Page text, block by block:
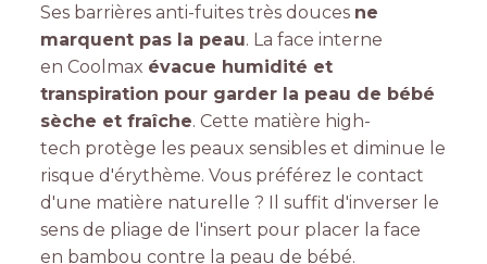
Ses barrières anti-fuites très douces ne
marquent pas la peau. La face interne
en Coolmax évacue humidité et
transpiration pour garder la peau de bébé
sèche et fraîche. Cette matière high-
tech protège les peaux sensibles et diminue le
risque d'érythème. Vous préférez le contact
d'une matière naturelle ? Il suffit d'inverser le
sens de pliage de l'insert pour placer la face
en bambou contre la peau de bébé.